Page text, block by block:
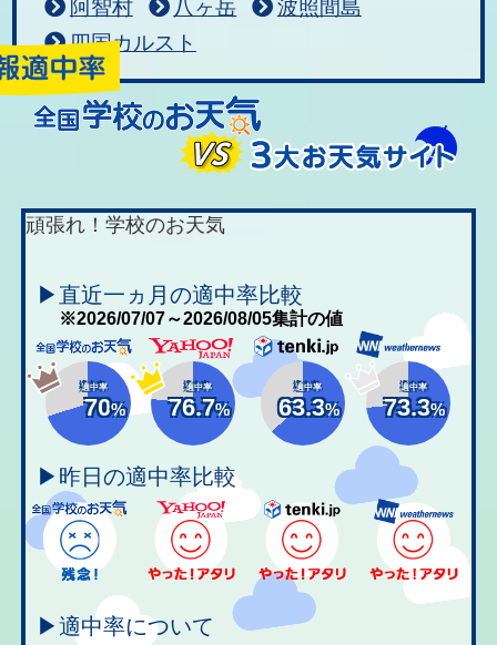
阿智村
八ヶ岳
波照間島
四国カルスト
頑張れ！学校のお天気
▶直近一ヵ月の適中率比較
※2026/07/07～2026/08/05集計の値
適中率
70%
適中率
76.7%
適中率
63.3%
適中率
73.3%
▶昨日の適中率比較
▶適中率について